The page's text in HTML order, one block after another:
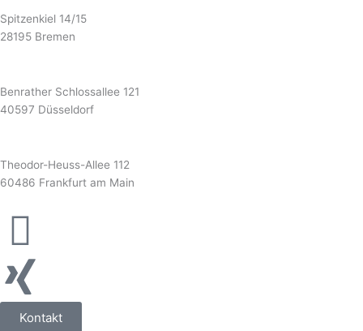
Spitzenkiel 14/15
28195 Bremen
Benrather Schlossallee 121
40597 Düsseldorf
Theodor-Heuss-Allee 112
60486 Frankfurt am Main
Kontakt